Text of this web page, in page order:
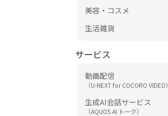
美容・コスメ
生活雑貨
サービス
動画配信
（U-NEXT for COCORO VIDEO）
生成AI会話サービス
（AQUOS AI トーク）